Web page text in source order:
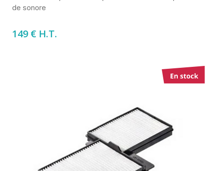
de sonore
149 € H.T.